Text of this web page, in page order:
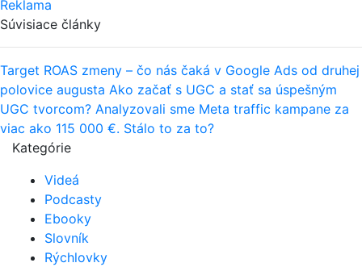
Reklama
Súvisiace články
Target ROAS zmeny – čo nás čaká v Google Ads od druhej
polovice augusta Ako začať s UGC a stať sa úspešným
UGC tvorcom? Analyzovali sme Meta traffic kampane za
viac ako 115 000 €. Stálo to za to?
Kategórie
Videá
Podcasty
Ebooky
Slovník
Rýchlovky